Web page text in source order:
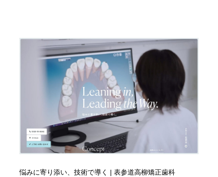
悩みに寄り添い、技術で導く | 表参道高柳矯正歯科